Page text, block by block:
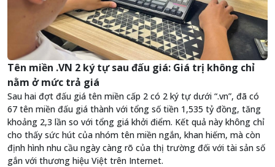
Tên miền .VN 2 ký tự sau đấu giá: Giá trị không chỉ
nằm ở mức trả giá
Sau hai đợt đấu giá tên miền cấp 2 có 2 ký tự dưới “.vn”, đã có
67 tên miền đấu giá thành với tổng số tiền 1,535 tỷ đồng, tăng
khoảng 2,3 lần so với tổng giá khởi điểm. Kết quả này không chỉ
cho thấy sức hút của nhóm tên miền ngắn, khan hiếm, mà còn
định hình nhu cầu ngày càng rõ của thị trường đối với tài sản số
gắn với thương hiệu Việt trên Internet.